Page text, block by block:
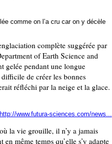
comme on l’a cru car on y décèle
complète suggérée par
of Earth Science and
gelée pendant une longue
de créer les bonnes
réfléchi par la neige et la glace.
http://www.futura-sciences.com/news...
la vie grouille, il n’y a jamais
même temps qu’elle s’y adapte